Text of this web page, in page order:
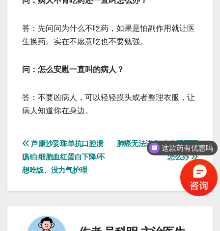
答：先问问为什么不吃药，如果是怕副作用就让医
生换药。实在不愿意吃也不要勉强。
问：怎么安慰一直叫的病人？
答：不要凶病人，可以轻轻摸头或者整理衣服，让
病人知道你在身边。
文
章
导
肺癌无法进食,水也喝不下
怎么办
芦康沙妥珠单抗口腔溃
疡/白细胞血红蛋白下降/不
想吃饭、没力气护理
这款药有优惠吗